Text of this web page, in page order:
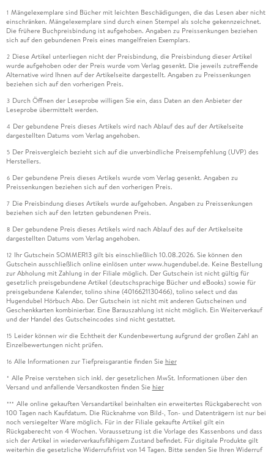
1 Mängelexemplare sind Bücher mit leichten Beschädigungen, die das Lesen aber nicht
einschränken. Mängelexemplare sind durch einen Stempel als solche gekennzeichnet.
Die frühere Buchpreisbindung ist aufgehoben. Angaben zu Preissenkungen beziehen
sich auf den gebundenen Preis eines mangelfreien Exemplars.
2 Diese Artikel unterliegen nicht der Preisbindung, die Preisbindung dieser Artikel
wurde aufgehoben oder der Preis wurde vom Verlag gesenkt. Die jeweils zutreffende
Alternative wird Ihnen auf der Artikelseite dargestellt. Angaben zu Preissenkungen
beziehen sich auf den vorherigen Preis.
3 Durch Öffnen der Leseprobe willigen Sie ein, dass Daten an den Anbieter der
Leseprobe übermittelt werden.
4 Der gebundene Preis dieses Artikels wird nach Ablauf des auf der Artikelseite
dargestellten Datums vom Verlag angehoben.
5 Der Preisvergleich bezieht sich auf die unverbindliche Preisempfehlung (UVP) des
Herstellers.
6 Der gebundene Preis dieses Artikels wurde vom Verlag gesenkt. Angaben zu
Preissenkungen beziehen sich auf den vorherigen Preis.
7 Die Preisbindung dieses Artikels wurde aufgehoben. Angaben zu Preissenkungen
beziehen sich auf den letzten gebundenen Preis.
8 Der gebundene Preis dieses Artikels wird nach Ablauf des auf der Artikelseite
dargestellten Datums vom Verlag angehoben.
12 Ihr Gutschein SOMMER13 gilt bis einschließlich 10.08.2026. Sie können den
Gutschein ausschließlich online einlösen unter www.hugendubel.de. Keine Bestellung
zur Abholung mit Zahlung in der Filiale möglich. Der Gutschein ist nicht gültig für
gesetzlich preisgebundene Artikel (deutschsprachige Bücher und eBooks) sowie für
preisgebundene Kalender, tolino shine (4016621130466), tolino select und das
Hugendubel Hörbuch Abo. Der Gutschein ist nicht mit anderen Gutscheinen und
Geschenkkarten kombinierbar. Eine Barauszahlung ist nicht möglich. Ein Weiterverkauf
und der Handel des Gutscheincodes sind nicht gestattet.
15 Leider können wir die Echtheit der Kundenbewertung aufgrund der großen Zahl an
Einzelbewertungen nicht prüfen.
16 Alle Informationen zur Tiefpreisgarantie finden Sie hier
* Alle Preise verstehen sich inkl. der gesetzlichen MwSt. Informationen über den
Versand und anfallende Versandkosten finden Sie hier
*** Alle online gekauften Versandartikel beinhalten ein erweitertes Rückgaberecht von
100 Tagen nach Kaufdatum. Die Rücknahme von Bild-, Ton- und Datenträgern ist nur bei
noch versiegelter Ware möglich. Für in der Filiale gekaufte Artikel gilt ein
Rückgaberecht von 4 Wochen. Voraussetzung ist die Vorlage des Kassenbons und dass
sich der Artikel in wiederverkaufsfähigem Zustand befindet. Für digitale Produkte gilt
weiterhin die gesetzliche Widerrufsfrist von 14 Tagen. Bitte senden Sie Ihren Widerruf